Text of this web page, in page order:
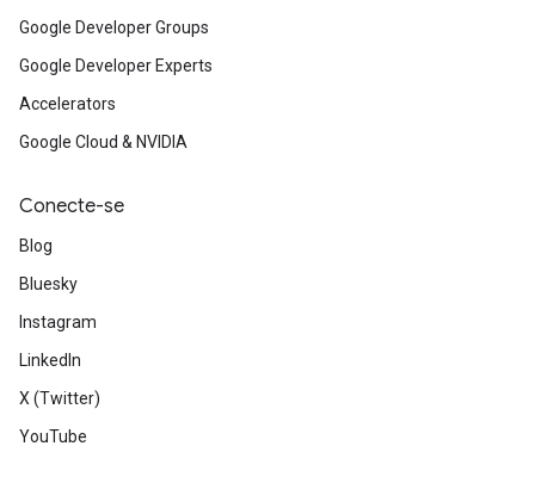
Google Developer Groups
Google Developer Experts
Accelerators
Google Cloud & NVIDIA
Conecte-se
Blog
Bluesky
Instagram
LinkedIn
X (Twitter)
YouTube